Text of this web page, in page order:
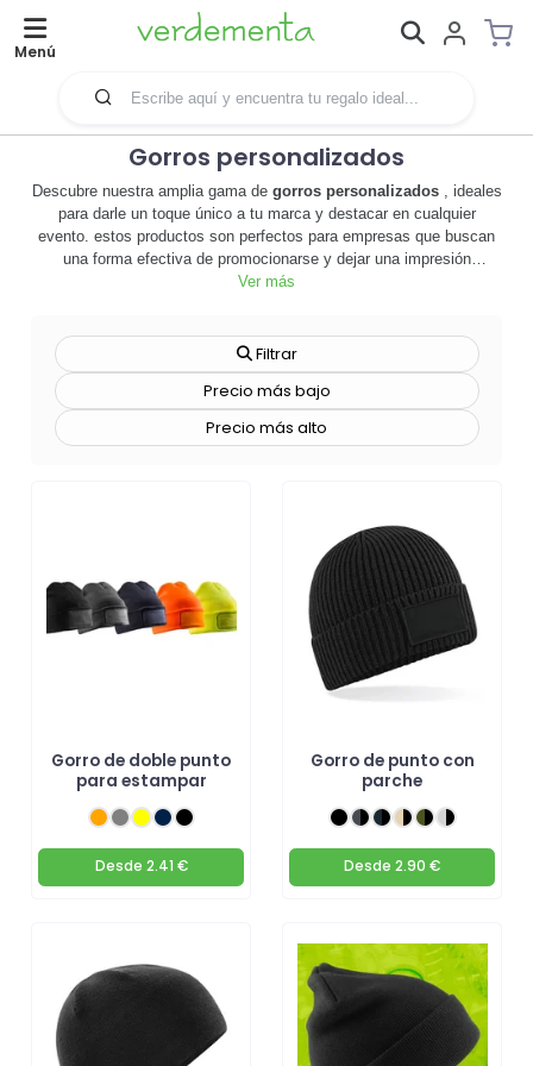
Menú
Gorros personalizados
Descubre nuestra amplia gama de gorros personalizados, ideales
para darle un toque único a tu marca y destacar en cualquier
evento. estos productos son perfectos para empresas que buscan
una forma efectiva de promocionarse y dejar una impresión
duradera en sus clientes. los gorros personalizados no sólo ofrecen
manteniendo tu marca en la mente de tus clientes. ofrecemos una
variedad de estilos y colores para que puedas encontrar el gorro
perfecto que se adapte a tu marca. además, nuestros gorros son de
alta calidad y duraderos, lo que significa que tu inversión en
merchandising será duradera. personaliza tus gorros con tu logo o
Ver más
Filtrar
Precio más bajo
Precio más alto
Gorro de doble punto
para estampar
Desde 2.41 €
Gorro de punto con
parche
Desde 2.90 €